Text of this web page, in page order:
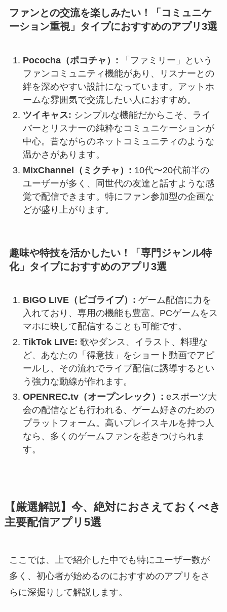
ファンとの交流を楽しみたい！「コミュニケ
ーション重視」タイプにおすすめのアプリ3選
Pococha（ポコチャ）: 「ファミリー」という
ファンコミュニティ機能があり、リスナーとの
絆を深めやすい設計になっています。アットホ
ームな雰囲気で交流したい人におすすめ。
ツイキャス: シンプルな機能だからこそ、ライ
バーとリスナーの純粋なコミュニケーションが
中心。昔ながらのネットコミュニティのような
温かさがあります。
MixChannel（ミクチャ）: 10代〜20代前半の
ユーザーが多く、同世代の友達と話すような感
覚で配信できます。特にファン参加型の企画な
どが盛り上がります。
趣味や特技を活かしたい！「専門ジャンル特
化」タイプにおすすめのアプリ3選
BIGO LIVE（ビゴライブ）: ゲーム配信に力を
入れており、専用の機能も豊富。PCゲームをス
マホに映して配信することも可能です。
TikTok LIVE: 歌やダンス、イラスト、料理な
ど、あなたの「得意技」をショート動画でアピ
ールし、その流れでライブ配信に誘導するとい
う強力な動線が作れます。
OPENREC.tv（オープンレック）: eスポーツ大
会の配信なども行われる、ゲーム好きのための
プラットフォーム。高いプレイスキルを持つ人
なら、多くのゲームファンを惹きつけられま
す。
【厳選解説】今、絶対におさえておくべき
主要配信アプリ5選
ここでは、上で紹介した中でも特にユーザー数が
多く、初心者が始めるのにおすすめのアプリをさ
らに深掘りして解説します。